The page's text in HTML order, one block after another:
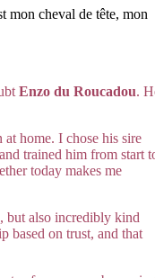
mon cheval de tête, mon
Enzo du Roucadou.
at home. I chose his sire
trained him from start
today makes me
but also incredibly kind
based on trust, and that